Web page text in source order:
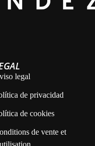
legal
de privacidad
de cookies
de vente et